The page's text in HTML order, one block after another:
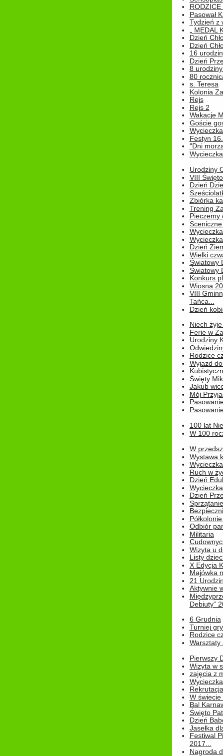
Pasował
Tydzień z
„
Dzień
Dzień
16
Dzień
8
80
s. Teresa
Kolonia
Rejs
Rejs 2
Wakacje
Goście
Festyn
"Dni
Urodziny
VIII
Dzień
Zbiórka
Trening
Pieczemy
Dzień
Wielki
Światowy
Światowy
Konkurs
Wiosna
VIII
Tańca...
Dzień
Niech
Ferie w
Urodziny
Rodzice
Wyjazd
Święty
Jakub
Mój
100 lat
W 100
W
Wystawa
Ruch w
Dzień
Dzień
Odbiór
Militaria
Wizyta u
Listy
X Edycja
Majówka
21
Aktywnie
Debiuty”
6 Grudnia
Turniej
Rodzice
Warsztaty
Pierwszy
Wizyta w
zajęcia z
W świecie
Bal
Święto
Dzień
Jasełka
Festiwal
2017...
Nagroda